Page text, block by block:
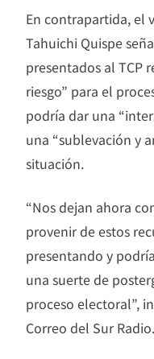
En contrapartida, el
Tahuichi Quispe
presentados al TCP
riesgo” para el
podría dar una
una “sublevación y
situación.
“Nos dejan ahora
provenir de estos
presentando y
una suerte de
proceso electoral”,
Correo del Sur Radio.